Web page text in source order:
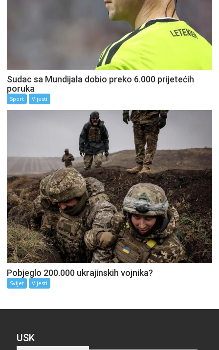
Sudac sa Mundijala dobio preko 6.000 prijetećih
poruka
Sport Vijesti
Pobjeglo 200.000 ukrajinskih vojnika?
Svijet Vijesti
USK